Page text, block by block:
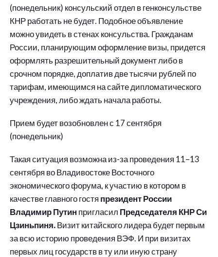
(понедельник) консульский отдел в генконсульстве
КНР работать не будет. Подобное объявление
можно увидеть в стенах консульства. Гражданам
России, планирующим оформление визы, придется
оформлять разрешительный документ либо в
срочном порядке, доплатив две тысячи рублей по
тарифам, имеющимся на сайте дипломатического
учреждения, либо ждать начала работы.
Прием будет возобновлен с 17 сентября
(понедельник)
Такая ситуация возможна из-за проведения 11–13
сентября во Владивостоке Восточного
экономического форума, к участию в котором в
качестве главного гостя президент России
Владимир Путин пригласил Председателя КНР Си
Цзиньпиня.Визит китайского лидера будет первым
за всю историю проведения ВЭФ. И при визитах
первых лиц государств в ту или иную страну